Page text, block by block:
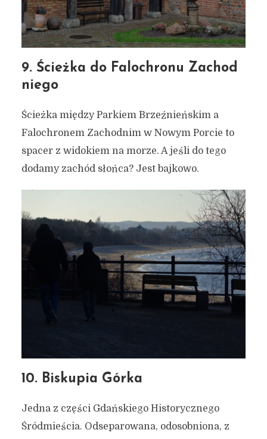
ciekawych miejsc w
9. Ścieżka do Falochronu Zachod
niego
Ścieżka między Parkiem Brzeźnieńskim a
Falochronem Zachodnim w Nowym Porcie to
spacer z widokiem na morze. A jeśli do tego
dodamy zachód słońca? Jest bajkowo.
10. Biskupia Górka
Jedna z części Gdańskiego Historycznego
Śródmieścia. Odseparowana, odosobniona, z